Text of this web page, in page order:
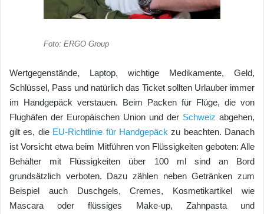
Foto: ERGO Group
Wertgegenstände, Laptop, wichtige Medikamente, Geld,
Schlüssel, Pass und natürlich das Ticket sollten Urlauber immer
im Handgepäck verstauen. Beim Packen für Flüge, die von
Flughäfen der Europäischen Union und der Schweiz abgehen,
gilt es, die EU-Richtlinie für Handgepäck zu beachten. Danach
ist Vorsicht etwa beim Mitführen von Flüssigkeiten geboten: Alle
Behälter mit Flüssigkeiten über 100 ml sind an Bord
grundsätzlich verboten. Dazu zählen neben Getränken zum
Beispiel auch Duschgels, Cremes, Kosmetikartikel wie
Mascara oder flüssiges Make-up, Zahnpasta und